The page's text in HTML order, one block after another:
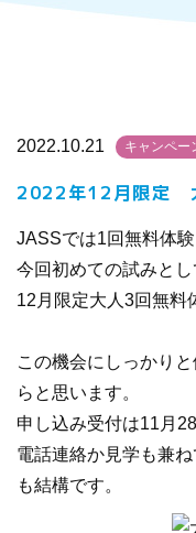
2022.10.21 キャンペー
2022年12月限定
JASSでは1回無料体
今回初めての試みとし
12月限定大人3回無料
この機会にしっかり
らと思います。
申し込み受付は11月
電話連絡か見学も兼
も結構です。